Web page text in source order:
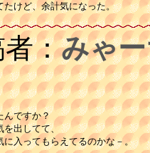
たけど、余計気になった。
：みゃ
んですか？
を出してて、
入ってもらえてるのかな－。